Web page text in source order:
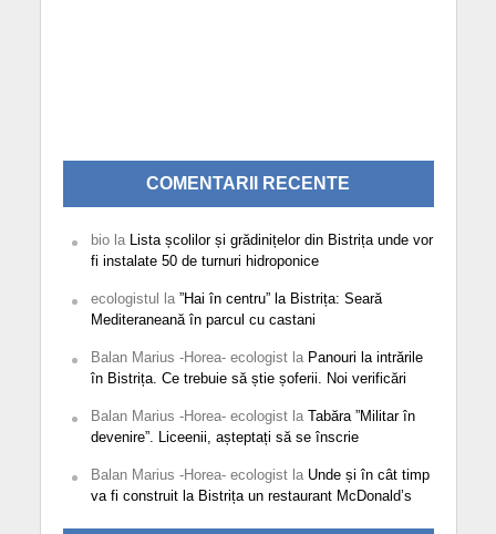
COMENTARII RECENTE
biola
Lista școlilor și grădinițelor din Bistrița unde vor
fi instalate 50 de turnuri hidroponice
ecologistul la ”Hai în centru” la Bistrița: Seară
Mediteraneană în parcul cu castani
Balan Marius -Horea- ecologistla Panouri la intrările
în Bistrița. Ce trebuie să știe șoferii. Noi verificări
Balan Marius -Horea- ecologistla Tabăra ”Militar în
devenire”. Liceenii, așteptați să se înscrie
Balan Marius -Horea- ecologistla Unde și în cât timp
va fi construit la Bistrița un restaurant McDonald’s